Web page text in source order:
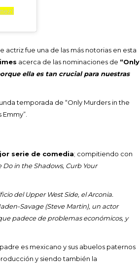
actriz fue una de las más notorias en esta
acerca de las nominaciones de “Only
ella es tan crucial para nuestras
temporada de “Only Murders in the
serie de comedia; compitiendo con
Do in the Shadows, Curb Your
del Upper West Side, el Arconia.
Savage (Steve Martin), un actor
padece de problemas económicos, y
es mexicano y sus abuelos paternos
y siendo también la